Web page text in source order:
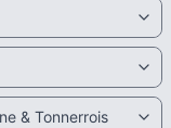
& Tonnerrois